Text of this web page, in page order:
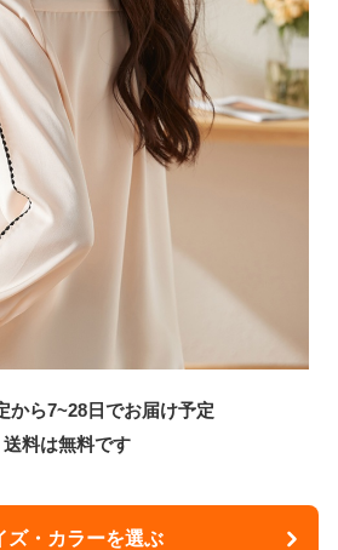
から7~28日でお届け予定
送料は無料です
ズ・カラーを選ぶ